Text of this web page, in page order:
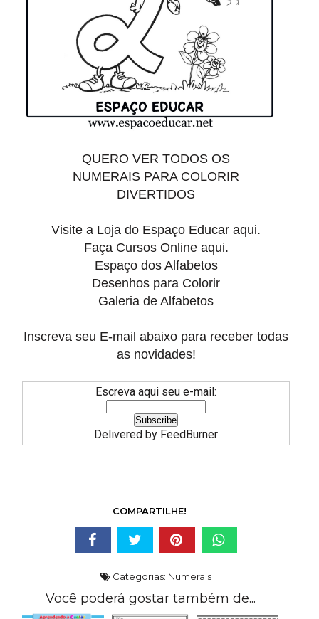
QUERO VER TODOS OS
NUMERAIS PARA COLORIR
DIVERTIDOS
Visite a Loja do Espaço Educar aqui.
Faça Cursos Online aqui.
Espaço dos Alfabetos
Desenhos para Colorir
Galeria de Alfabetos
Inscreva seu E-mail abaixo para receber todas
as novidades!
Escreva aqui seu e-mail:
Delivered by FeedBurner
COMPARTILHE!
Categorias: Numerais
Você poderá gostar também de...